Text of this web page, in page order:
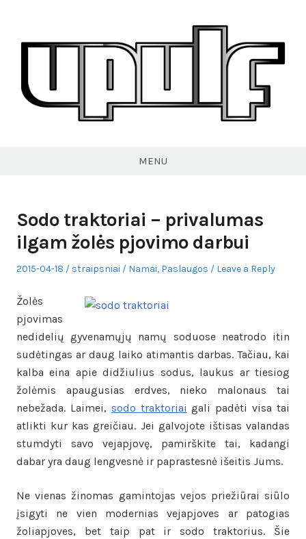
content
MENU
Sodo traktoriai – privalumas
ilgam žolės pjovimo darbui
Posted
2015-04-18 Author
straipsniai
Posted
Namai, Paslaugos Leave a Reply
Žolės
pjovimas
nedidelių gyvenamųjų namų soduose neatrodo itin
sudėtingas ar daug laiko atimantis darbas. Tačiau, kai
kalba eina apie didžiulius sodus, laukus ar tiesiog
žolėmis apaugusias erdves, nieko malonaus tai
nebežada. Laimei, sodo traktoriai gali padėti visa tai
atlikti kur kas greičiau. Jei galvojote ištisas valandas
stumdyti savo vejapjovę, pamirškite tai, kadangi
dabar yra daug lengvesnė ir paprastesnė išeitis Jums.
Ne vienas žinomas gamintojas vejos priežiūrai siūlo
įsigyti ne vien modernias vejapjoves ar patogias
žoliapjoves, bet taip pat ir sodo traktorius. Šie